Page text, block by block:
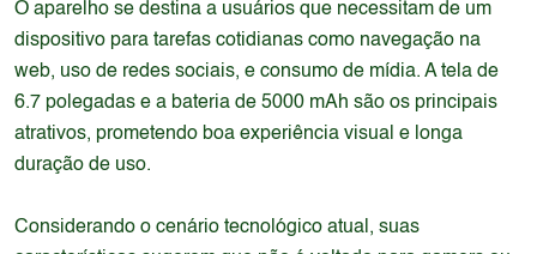
O aparelho se destina a usuários que necessitam de um
dispositivo para tarefas cotidianas como navegação na
web, uso de redes sociais, e consumo de mídia. A tela de
6.7 polegadas e a bateria de 5000 mAh são os principais
atrativos, prometendo boa experiência visual e longa
duração de uso.
Considerando o cenário tecnológico atual, suas